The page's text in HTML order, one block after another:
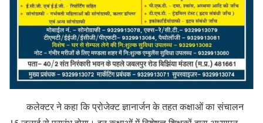
कलेक्टर ने कहा कि प्रोजेक्ट ज्ञानार्जन के तहत कक्षाओं का संचालन